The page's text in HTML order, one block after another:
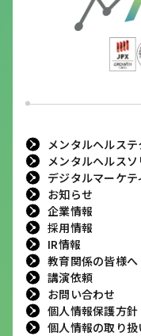
メンタルヘルス
メンタルヘルス
デジタルマーケ
お知らせ
企業情報
採用情報
IR情報
教育関係の皆様へ
講演依頼
お問い合わせ
個人情報保護方針
個人情報の取り扱